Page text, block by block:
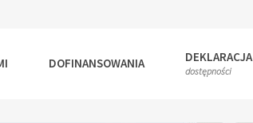
DOFINANSOWANIA DEKLARACJA
dostępności